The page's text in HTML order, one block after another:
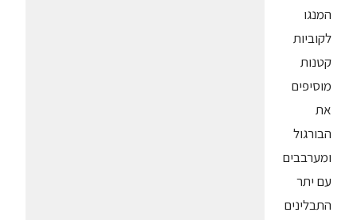
המנגו
לקוביות
קטנות
מוסיפים
את
הבורגול
ומערבבים
עם יתר
התבלינים